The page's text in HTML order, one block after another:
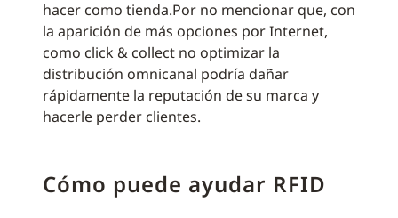
hacer como tienda.Por no mencionar que, con
la aparición de más opciones por Internet,
como click & collect no optimizar la
distribución omnicanal podría dañar
rápidamente la reputación de su marca y
hacerle perder clientes.
Cómo puede ayudar RFID